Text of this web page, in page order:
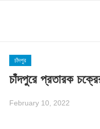
চাঁদপুর
চাঁদপুরে প্রতারক
February 10, 2022